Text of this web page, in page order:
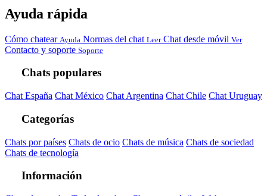
Ayuda rápida
Cómo chatear Ayuda Normas del chat Leer Chat desde móvil Ver
Contacto y soporte Soporte
Chats populares
Chat España Chat México Chat Argentina Chat Chile Chat Uruguay
Categorías
Chats por países Chats de ocio Chats de música Chats de sociedad
Chats de tecnología
Información